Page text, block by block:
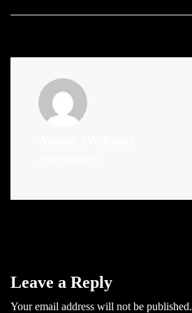
Leave a Reply
Your email address will not be published.